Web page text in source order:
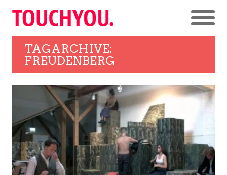
TAGARCHIVE:
FREUDENBERG